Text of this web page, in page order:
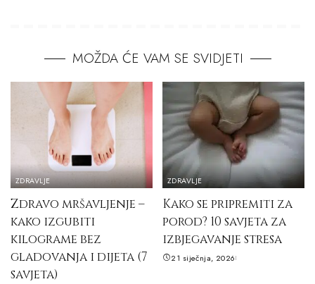
MOŽDA ĆE VAM SE SVIDJETI
ZDRAVLJE
Zdravo mršavljenje –
kako izgubiti
kilograme bez
gladovanja i dijeta (7
savjeta)
ZDRAVLJE
Kako se pripremiti za
porod? 10 savjeta za
izbjegavanje stresa
21 siječnja, 2026